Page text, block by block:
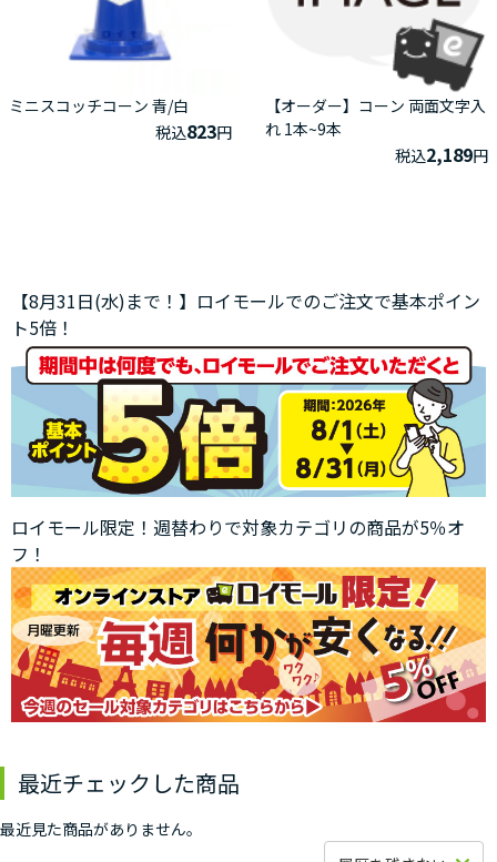
ミニスコッチコーン 青/白
税込823円
【オーダー】コーン 両面文字入
れ 1本~9本
税込2,189円
【8月31日(水)まで！】ロイモールでのご注文で基本ポイン
ト5倍！
ロイモール限定！週替わりで対象カテゴリの商品が5％オ
フ！
最近チェックした商品
最近見た商品がありません。